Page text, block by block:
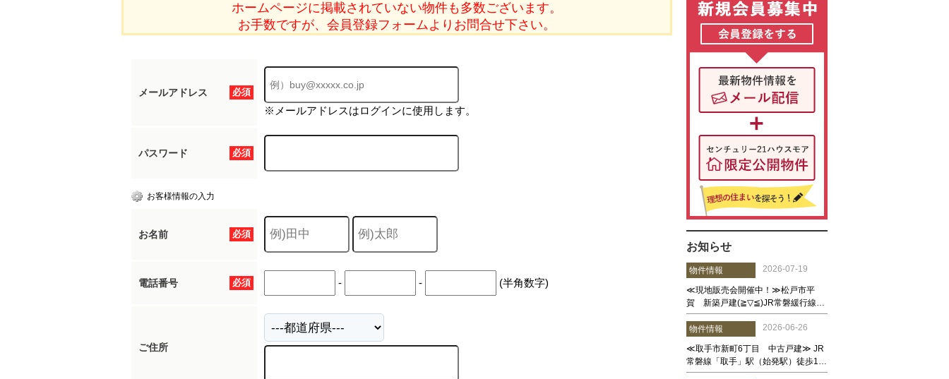
ホームページに掲載されていない物件も多数ございます。
お手数ですが、会員登録フォームよりお問合せ下さい。
必須
メールアドレス
※メールアドレスはログインに使用します。
必須
パスワード
お客様情報の入力
必須
お名前
必須
電話番号 - - (半角数字)
ご住所
お知らせ